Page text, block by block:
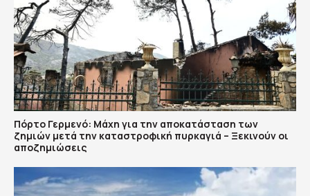
Πόρτο Γερμενό: Μάχη για την αποκατάσταση των
ζημιών μετά την καταστροφική πυρκαγιά – Ξεκινούν οι
αποζημιώσεις